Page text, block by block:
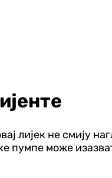
лијек не смију
може